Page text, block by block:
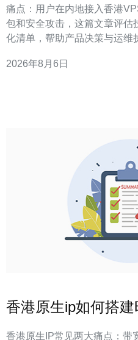
痛点：用户在内地接入香港
包和安全攻击，这篇文章评估
化清单，帮助产品决策与运维执行。 延迟与丢包
迟通常直接决定用户体验阈值
2026年8月6日
香港原生ip如何搭
香港原生IP常见两大痛点：